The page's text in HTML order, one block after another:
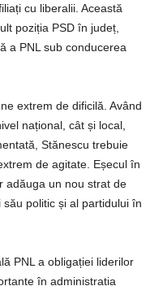
cu liberalii. Această
poziția PSD în județ,
a PNL sub conducerea
extrem de dificilă. Având
național, cât și local,
Stănescu trebuie
de agitate. Eșecul în
adăuga un nou strat de
politic și al partidului în
PNL a obligației liderilor
în administrația